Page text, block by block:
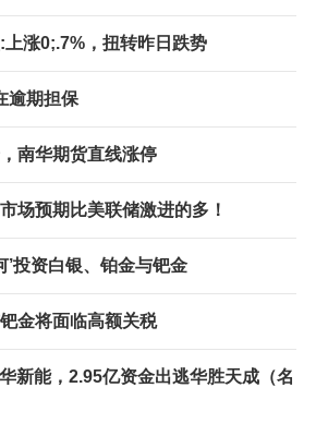
涨0;.7%，扭转昨日跌势
逾期担保
南华期货直线涨停
场预期比美联储激进的多！
’投资白银、铂金与钯金
金将面临高额关税
新能，2.95亿资金出逃华胜天成（名